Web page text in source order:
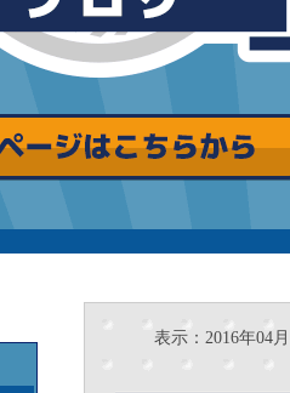
表示：2016年04月